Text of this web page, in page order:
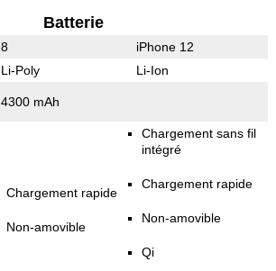
Batterie
8 iPhone 12
Li-Poly Li-Ion
4300 mAh
Chargement rapide
Non-amovible
Chargement sans fil
intégré
Chargement rapide
Non-amovible
Qi